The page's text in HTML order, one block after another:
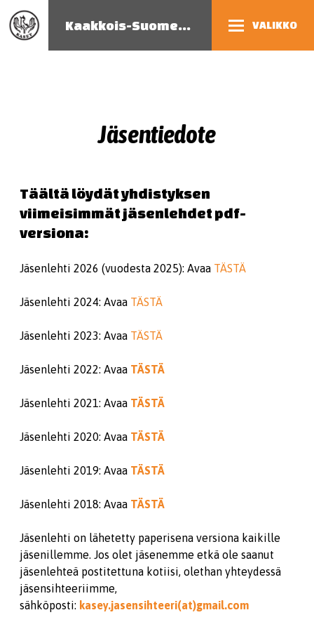
Kaakkois-Suomen eläinsuojeluyhdistys VALIKKO
Jäsentiedote
Täältä löydät yhdistyksen
viimeisimmät jäsenlehdet pdf-
versiona:
Jäsenlehti 2026 (vuodesta 2025): Avaa TÄSTÄ
Jäsenlehti 2024: Avaa TÄSTÄ
Jäsenlehti 2023: Avaa TÄSTÄ
Jäsenlehti 2022: Avaa TÄSTÄ
Jäsenlehti 2021: Avaa TÄSTÄ
Jäsenlehti 2020: Avaa TÄSTÄ
Jäsenlehti 2019: Avaa TÄSTÄ
Jäsenlehti 2018: Avaa TÄSTÄ
Jäsenlehti on lähetetty paperisena versiona kaikille
jäsenillemme. Jos olet jäsenemme etkä ole saanut
jäsenlehteä postitettuna kotiisi, olethan yhteydessä
jäsensihteeriimme,
sähköposti: kasey.jasensihteeri(at)gmail.com